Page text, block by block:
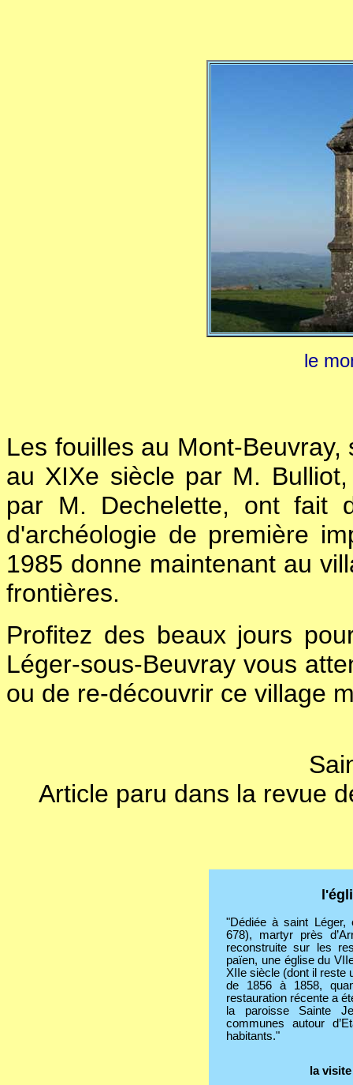
le
Les fouilles au Mont-
au XIXe siècle par M.
par M. Dechelette, ont fait
d'archéologie de première
1985 donne maintenant au
frontières.
Profitez des beaux jours
Léger-sous-Beuvray vous
ou de re-découvrir ce village
Article paru dans la revue
"Dédiée à saint Léger,
678), martyr près
reconstruite sur les
païen, une église du
XIIe siècle (dont il reste
de 1856 à 1858,
restauration récente a
la paroisse Sainte
communes autour
habitants."
la